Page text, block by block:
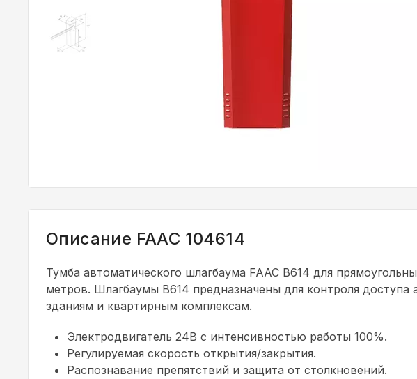
Описание FAAC 104614
Тумба автоматического шлагбаума FAAC B614 для
метров. Шлагбаумы B614 предназначены для контроля доступа
зданиям и квартирным комплексам.
Электродвигатель 24В с интенсивностью работы 100%.
Регулируемая скорость открытия/закрытия.
Распознавание препятствий и защита от столкновений.